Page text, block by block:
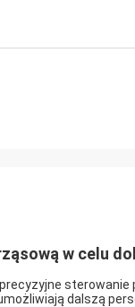
w celu
dalszą